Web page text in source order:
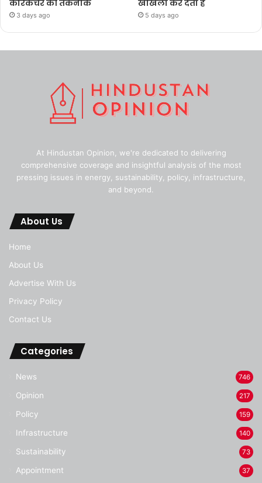
कैरिकेचर की तकनीकें
3 days ago
खोखला कर देता है
5 days ago
At Hindustan Opinion, we're dedicated to delivering
comprehensive coverage and insightful analysis of the most
pressing issues in energy, sustainability, policy, infrastructure,
and beyond.
About Us
Home
About Us
Advertise With Us
Privacy Policy
Contact Us
Categories
News 746
Opinion 217
Policy 159
Infrastructure 140
Sustainability 73
Appointment 37